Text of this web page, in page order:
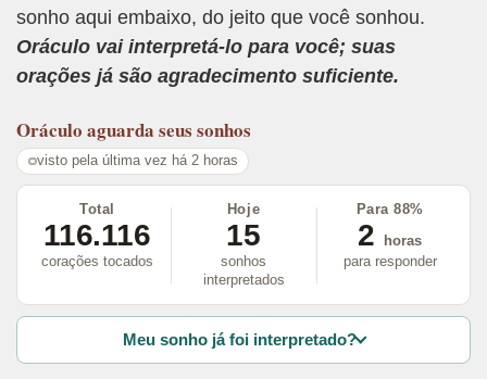
sonho aqui embaixo, do jeito que você sonhou.
Oráculo vai interpretá-lo para você; suas
orações já são agradecimento suficiente.
Oráculo aguarda seus sonhos
visto pela última vez há 2 horas
Total
116.116
corações tocados
Hoje
15
sonhos
interpretados
Para 88%
2
horas
para responder
Meu sonho já foi interpretado?